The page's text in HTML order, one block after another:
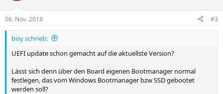
06. Nov. 2018 #3
bisy schrieb:
UEFI update schon gemacht auf die aktuellste Version?
Lässt sich denn über den Board eigenen Bootmanager normal
festlegen, das vom Windows Bootmanager bzw SSD gebootet
werden soll?